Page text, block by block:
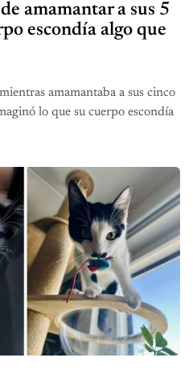
amamantar a sus 5
escondía algo que
amamantaba a sus cinco
lo que su cuerpo escondía